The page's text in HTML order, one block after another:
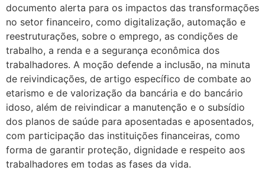
documento alerta para os impactos das transformações
no setor financeiro, como digitalização, automação e
reestruturações, sobre o emprego, as condições de
trabalho, a renda e a segurança econômica dos
trabalhadores. A moção defende a inclusão, na minuta
de reivindicações, de artigo específico de combate ao
etarismo e de valorização da bancária e do bancário
idoso, além de reivindicar a manutenção e o subsídio
dos planos de saúde para aposentadas e aposentados,
com participação das instituições financeiras, como
forma de garantir proteção, dignidade e respeito aos
trabalhadores em todas as fases da vida.